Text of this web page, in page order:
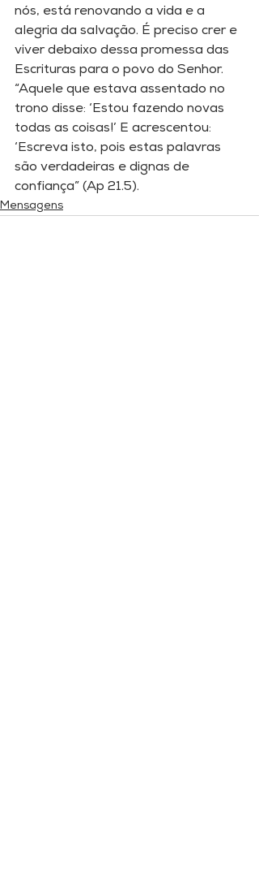
nós, está renovando a vida e a
alegria da salvação. É preciso crer e
viver debaixo dessa promessa das
Escrituras para o povo do Senhor.
“Aquele que estava assentado no
trono disse: ‘Estou fazendo novas
todas as coisas!’ E acrescentou:
‘Escreva isto, pois estas palavras
são verdadeiras e dignas de
confiança” (Ap 21.5).
Mensagens